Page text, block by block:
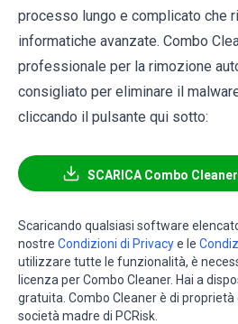
processo lungo e complicato che
informatiche avanzate. Combo
professionale per la rimozione
consigliato per eliminare il
cliccando il pulsante qui sotto:
SCARICA Combo
Scaricando qualsiasi software
nostre Condizioni di Privacye le
utilizzare tutte le funzionalità, è
licenza per Combo Cleaner. Hai a
gratuita. Combo Cleaner è di proprietà
società madre di PCRisk.